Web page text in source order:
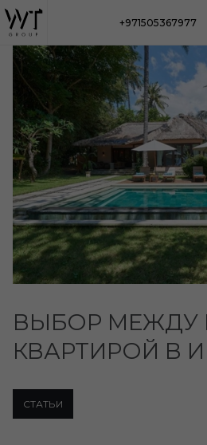
+971505367977
ВЫБОР МЕЖДУ
КВАРТИРОЙ В
СТАТЬИ